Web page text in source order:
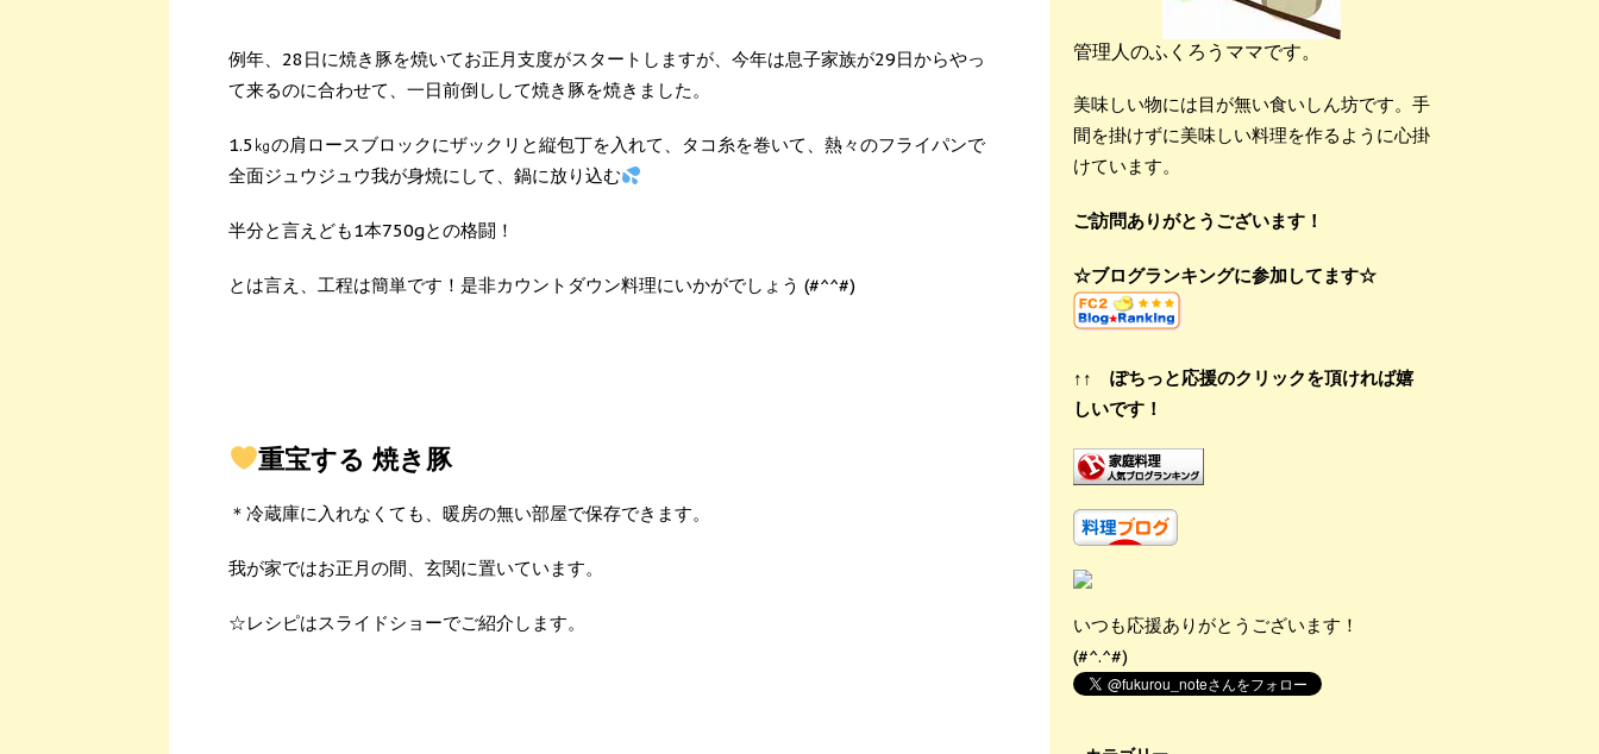
例年、28日に焼き豚を焼いてお正月支度がスタートしますが、今年は息子家族が29日からやっ
て来るのに合わせて、一日前倒しして焼き豚を焼きました。
1.5㎏の肩ロースブロックにザックリと縦包丁を入れて、タコ糸を巻いて、熱々のフライパンで
全面ジュウジュウ我が身焼にして、鍋に放り込む
半分と言えども1本750gとの格闘！
とは言え、工程は簡単です！是非カウントダウン料理にいかがでしょう (#^^#)
重宝する 焼き豚
＊冷蔵庫に入れなくても、暖房の無い部屋で保存できます。
我が家ではお正月の間、玄関に置いています。
☆レシピはスライドショーでご紹介します。
管理人のふくろうママです。
美味しい物には目が無い食いしん坊です。手
間を掛けずに美味しい料理を作るように心掛
けています。
ご訪問ありがとうございます！
☆ブログランキングに参加してます☆
↑↑ ぽちっと応援のクリックを頂ければ嬉
しいです！
いつも応援ありがとうございます！
(#^.^#)